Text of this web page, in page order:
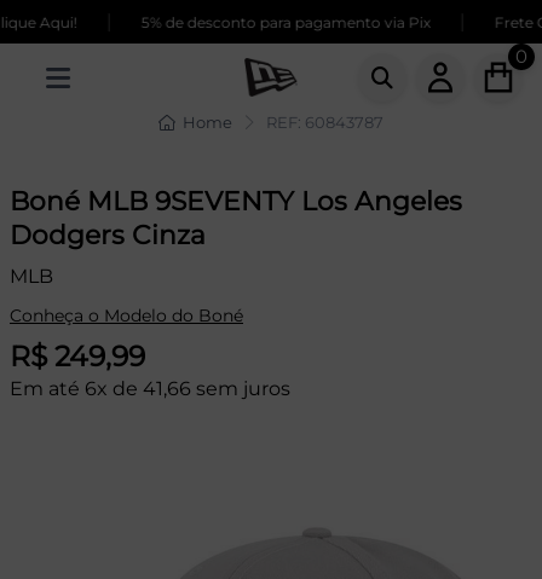
Aqui! 5% de desconto para pagamento via Pix Frete
0
Home REF: 60843787
Boné MLB 9SEVENTY Los Angeles
Dodgers Cinza
MLB
Conheça o Modelo do Boné
R$ 249,99
Em até 6x de 41,66 sem juros